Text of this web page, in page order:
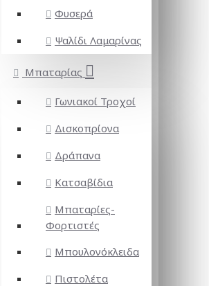
Φυσερά
Ψαλίδι Λαμαρίνας
Μπαταρίας
Γωνιακοί Τροχοί
Δισκοπρίονα
Δράπανα
Κατσαβίδια
Μπαταρίες-
Φορτιστές
Μπουλονόκλειδα
Πιστολέτα